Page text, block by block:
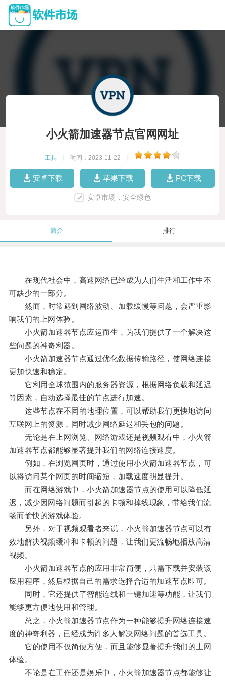
小火箭加速器节点官网网址
工具 时间：2023-11-22
安卓下载 苹果下载 PC下载
安卓市场，安全绿色
简介 排行
在现代社会中，高速网络已经成为人们生活和工作中不
可缺少的一部分。
然而，时常遇到网络波动、加载缓慢等问题，会严重影
响我们的上网体验。
小火箭加速器节点应运而生，为我们提供了一个解决这
些问题的神奇利器。
小火箭加速器节点通过优化数据传输路径，使网络连接
更加快速和稳定。
它利用全球范围内的服务器资源，根据网络负载和延迟
等因素，自动选择最佳的节点进行加速。
这些节点在不同的地理位置，可以帮助我们更快地访问
互联网上的资源，同时减少网络延迟和丢包的问题。
无论是在上网浏览、网络游戏还是视频观看中，小火箭
加速器节点都能够显著提升我们的网络连接速度。
例如，在浏览网页时，通过使用小火箭加速器节点，可
以将访问某个网页的时间缩短，加载速度明显提升。
而在网络游戏中，小火箭加速器节点的使用可以降低延
迟，减少因网络问题而引起的卡顿和掉线现象，带给我们流
畅而愉快的游戏体验。
另外，对于视频观看者来说，小火箭加速器节点可以有
效地解决视频缓冲和卡顿的问题，让我们更流畅地播放高清
视频。
小火箭加速器节点的应用非常简便，只需下载并安装该
应用程序，然后根据自己的需求选择合适的加速节点即可。
同时，它还提供了智能连线和一键加速等功能，让我们
能够更方便地使用和管理。
总之，小火箭加速器节点作为一种能够提升网络连接速
度的神奇利器，已经成为许多人解决网络问题的首选工具。
它的使用不仅简便方便，而且能够显著提升我们的上网
体验。
不论是在工作还是娱乐中，小火箭加速器节点都能够让